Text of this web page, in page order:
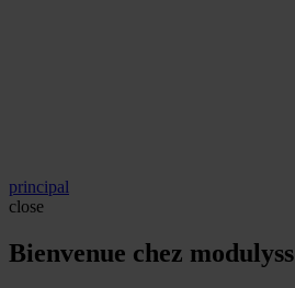
principal
close
Bienvenue chez modulyss